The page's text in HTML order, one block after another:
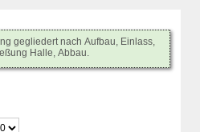
gegliedert nach Aufbau, Einlass,
Halle, Abbau.